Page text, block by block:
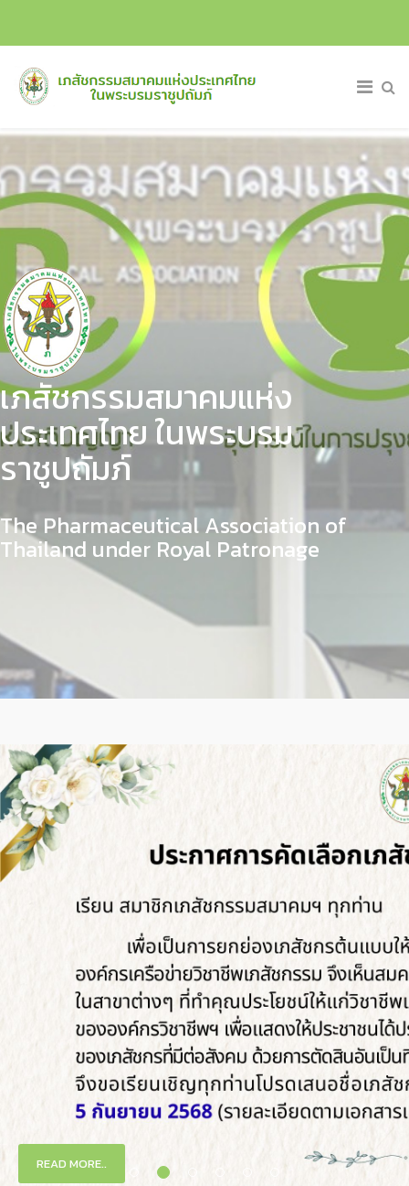
เภสัชกรรมสมาคมแห่ง
ประเทศไทย ในพระบรม
ราชูปถัมภ์
The Pharmaceutical Association of
Thailand under Royal Patronage
READ MORE..